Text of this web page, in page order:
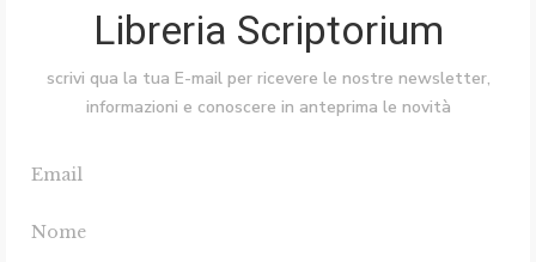
Libreria Scriptorium
scrivi qua la tua E-mail per ricevere le nostre newsletter,
informazioni e conoscere in anteprima le novità